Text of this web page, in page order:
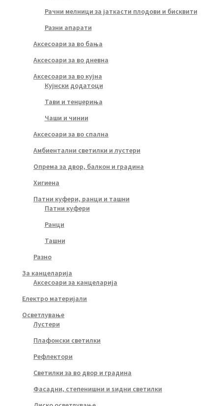
Рачни мелници за јаткасти плодови и бисквити
Разни апарати
Аксесоари за во бања
Аксесоари за во дневна
Аксесоари за во кујна
Кујнски додатоци
Тави и тенџериња
Чаши и чинии
Аксесоари за во спална
Амбиентални светилки и лустери
Опрема за двор, балкон и градина
Хигиена
Патни куфери, ранци и ташни
Патни куфери
Ранци
Ташни
Разно
За канцеларија
Аксесоари за канцеларија
Електро материјали
Осветлување
Лустери
Плафонски светилки
Рефлектори
Светилки за во двор и градина
Фасадни, степенишни и ѕидни светилки